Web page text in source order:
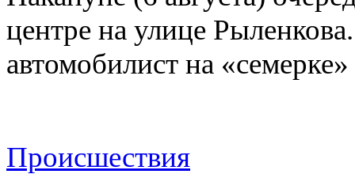
центре на улице
автомобилист на
Происшествия